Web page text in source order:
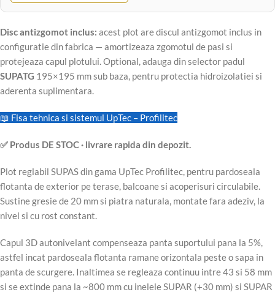
Disc antizgomot inclus: acest plot are discul antizgomot inclus in
configuratie din fabrica — amortizeaza zgomotul de pasi si
protejeaza capul plotului. Optional, adauga din selector padul
SUPATG 195×195 mm sub baza, pentru protectia hidroizolatiei si
aderenta suplimentara.
📖 Fisa tehnica si sistemul UpTec – Profilitec
✅ Produs DE STOC · livrare rapida din depozit.
Plot reglabil SUPAS din gama UpTec Profilitec, pentru pardoseala
flotanta de exterior pe terase, balcoane si acoperisuri circulabile.
Sustine gresie de 20 mm si piatra naturala, montate fara adeziv, la
nivel si cu rost constant.
Capul 3D autonivelant compenseaza panta suportului pana la 5%,
astfel incat pardoseala flotanta ramane orizontala peste o sapa in
panta de scurgere. Inaltimea se regleaza continuu intre 43 si 58 mm
si se extinde pana la ~800 mm cu inelele SUPAR (+30 mm) si SUPAR